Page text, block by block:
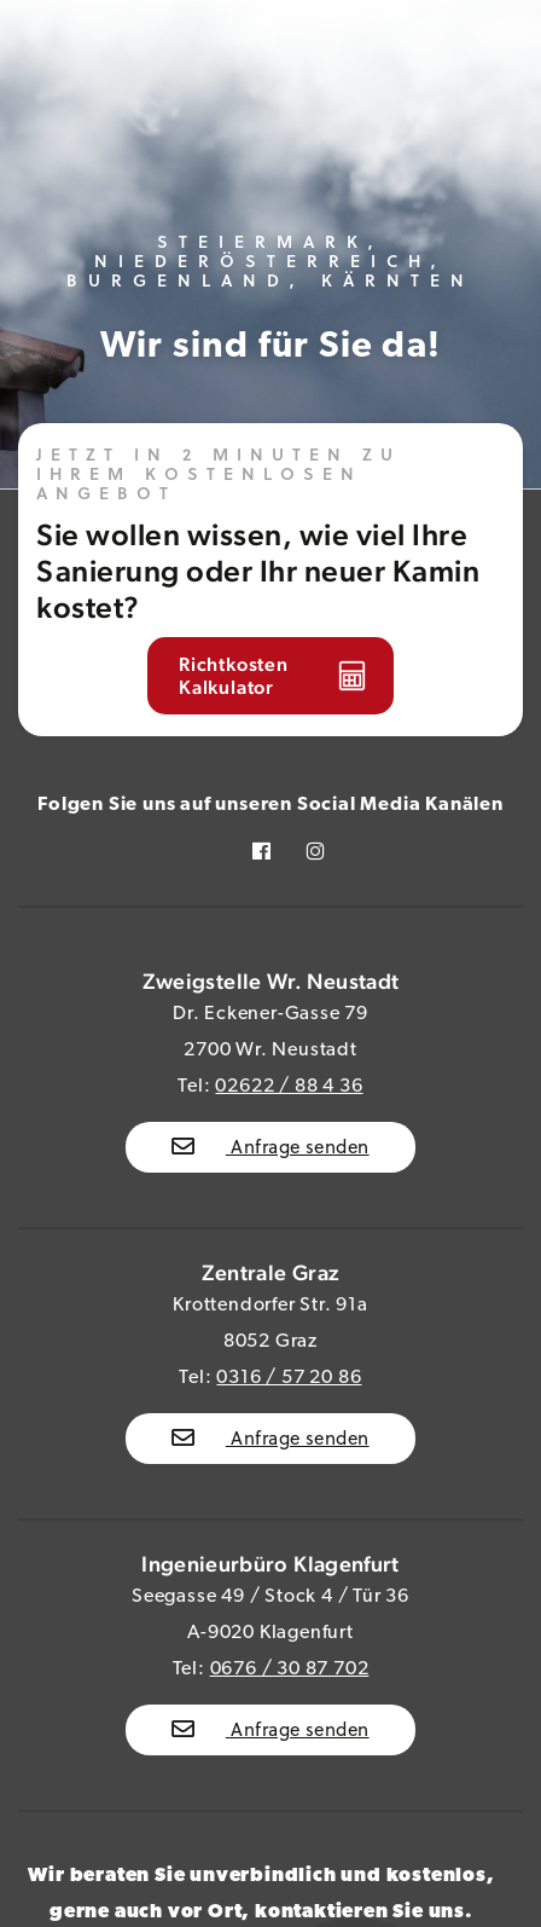
STEIERMARK,
NIEDERÖSTERREICH,
BURGENLAND, KÄRNTEN
Wir sind für Sie da!
JETZT IN 2 MINUTEN ZU
IHREM KOSTENLOSEN
ANGEBOT
Sie wollen wissen, wie viel Ihre
Sanierung oder Ihr neuer Kamin
kostet?
Richtkosten
Kalkulator
Folgen Sie uns auf unseren Social Media Kanälen
Zweigstelle Wr. Neustadt
Dr. Eckener-Gasse 79
2700 Wr. Neustadt
Tel:02622 / 88 4 36
Anfrage senden
Zentrale Graz
Krottendorfer Str. 91a
8052 Graz
Tel:0316 / 57 20 86
Anfrage senden
Ingenieurbüro Klagenfurt
Seegasse 49 / Stock 4 / Tür 36
A-9020 Klagenfurt
Tel: 0676 / 30 87 702
Anfrage senden
Wir beraten Sie unverbindlich und kostenlos,
gerne auch vor Ort, kontaktieren Sie uns.